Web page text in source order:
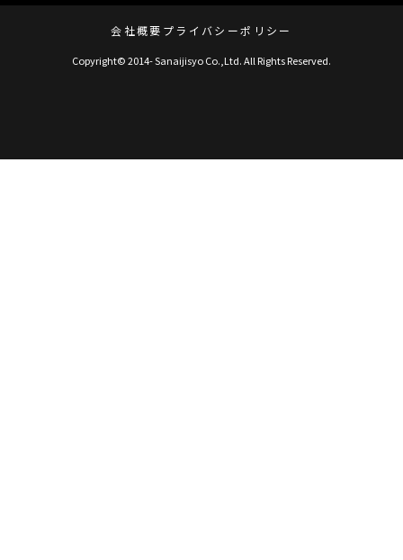
会社概要 プライバシーポリシー
Copyright© 2014- Sanaijisyo Co.,Ltd. All Rights Reserved.